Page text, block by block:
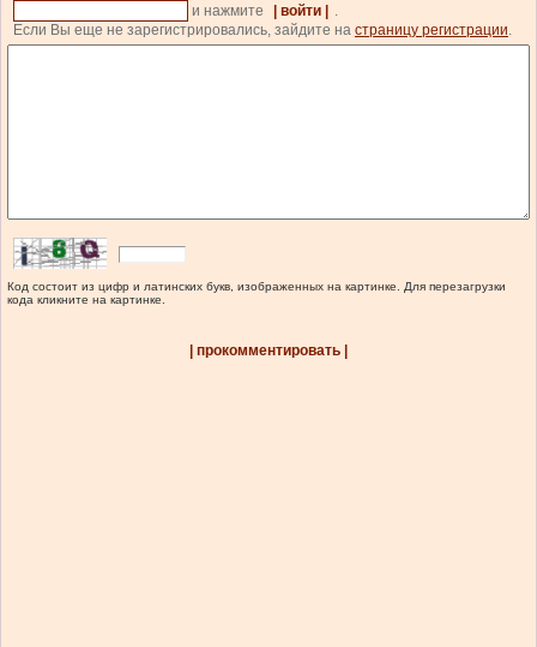
и нажмите
| войти |
.
Если Вы еще не зарегистрировались, зайдите на страницу регистрации.
Код состоит из цифр и латинских букв, изображенных на картинке. Для перезагрузки
кода кликните на картинке.
| прокомментировать |